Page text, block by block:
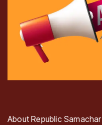
About Republic Samachar